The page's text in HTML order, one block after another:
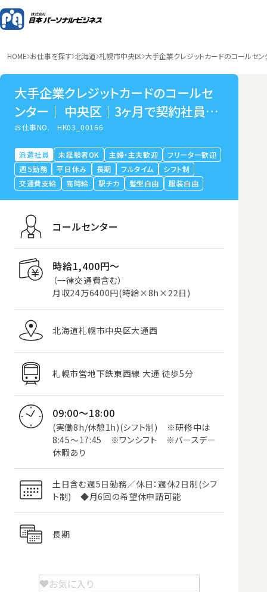
HOME お仕事を探す 北海道 札幌市中央区 大手企業クレジットカードのコールセ
大手企業クレジットカードのコールセ
ンター｜ 中央区｜3ヶ月で契約社員｜
固定休OK
お仕事NO.HK03_00166
派遣社員 未経験者OK 主婦・主夫歓迎
フリーター歓迎
週５勤務
平日休み 長期 フルタイム
シフト制
交通費支給
高時給 駅チカ 髪型自由 服装自由
コールセンター
時給1,400円〜
（一律交通費含む）
月収24万6400円(時給×8h×22日)
北海道札幌市中央区大通西
札幌市営地下鉄東西線 大通 徒歩5分
09:00～18:00
(実働8h/休憩1h)(シフト制) ※研修中は
8:45～17:45 ※ワンシフト ※バースデー
休暇あり
土日含む週5日勤務／休日：週休2日制(シフ
ト制) ◆月6回の希望休申請可能
長期
お気に入り